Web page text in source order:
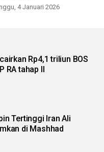
4 Januari 2026
Rp4,1 triliun BOS
RA tahap II
Tertinggi Iran Ali
di Mashhad